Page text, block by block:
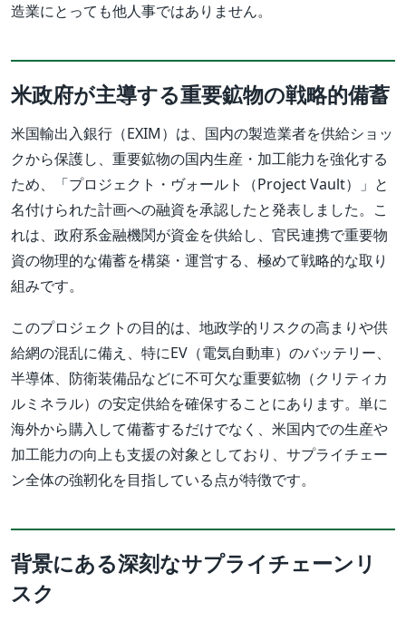
造業にとっても他人事ではありません。
米政府が主導する重要鉱物の戦略的備蓄
米国輸出入銀行（EXIM）は、国内の製造業者を供給ショッ
クから保護し、重要鉱物の国内生産・加工能力を強化する
ため、「プロジェクト・ヴォールト（Project Vault）」と
名付けられた計画への融資を承認したと発表しました。こ
れは、政府系金融機関が資金を供給し、官民連携で重要物
資の物理的な備蓄を構築・運営する、極めて戦略的な取り
組みです。
このプロジェクトの目的は、地政学的リスクの高まりや供
給網の混乱に備え、特にEV（電気自動車）のバッテリー、
半導体、防衛装備品などに不可欠な重要鉱物（クリティカ
ルミネラル）の安定供給を確保することにあります。単に
海外から購入して備蓄するだけでなく、米国内での生産や
加工能力の向上も支援の対象としており、サプライチェー
ン全体の強靭化を目指している点が特徴です。
背景にある深刻なサプライチェーンリ
スク